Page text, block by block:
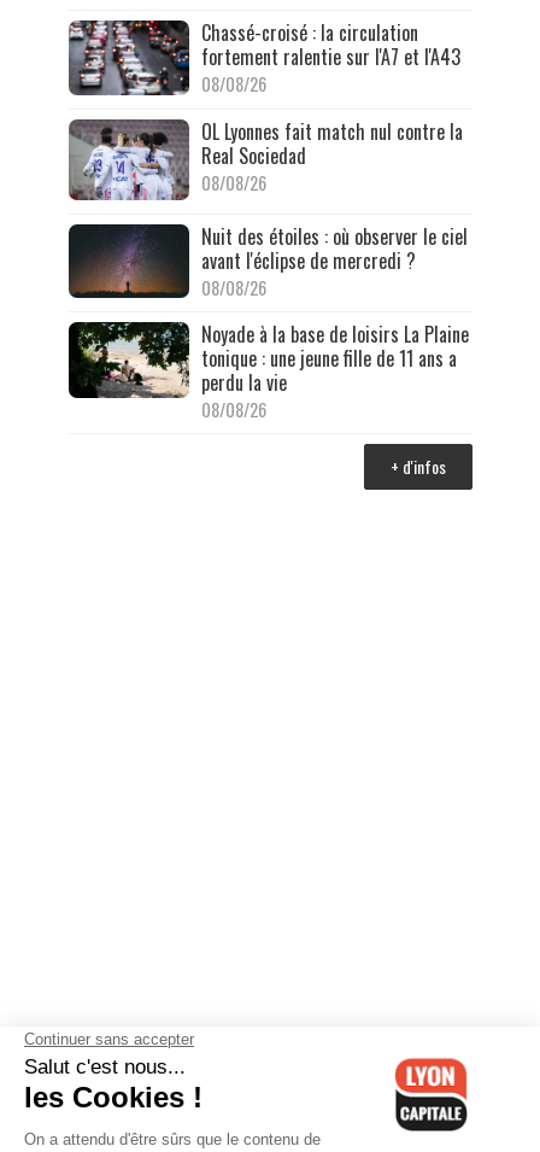
Chassé-croisé : la circulation
fortement ralentie sur l'A7 et l'A43
08/08/26
OL Lyonnes fait match nul contre la
Real Sociedad
08/08/26
Nuit des étoiles : où observer le ciel
avant l'éclipse de mercredi ?
08/08/26
Noyade à la base de loisirs La Plaine
tonique : une jeune fille de 11 ans a
perdu la vie
08/08/26
+ d'infos